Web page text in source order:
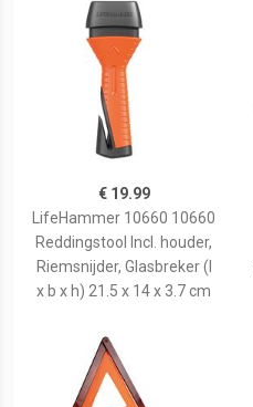
€ 19.99
LifeHammer 10660 10660
Reddingstool Incl. houder,
Riemsnijder, Glasbreker (l
x b x h) 21.5 x 14 x 3.7 cm